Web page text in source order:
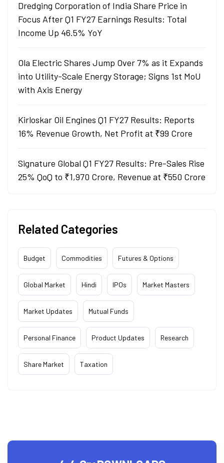
Dredging Corporation of India Share Price in
Focus After Q1 FY27 Earnings Results: Total
Income Up 46.5% YoY
Ola Electric Shares Jump Over 7% as it Expands
into Utility-Scale Energy Storage; Signs 1st MoU
with Axis Energy
Kirloskar Oil Engines Q1 FY27 Results: Reports
16% Revenue Growth, Net Profit at ₹99 Crore
Signature Global Q1 FY27 Results: Pre-Sales Rise
25% QoQ to ₹1,970 Crore, Revenue at ₹550 Crore
Related Categories
Budget Commodities Futures & Options
Global Market Hindi IPOs Market Masters
Market Updates Mutual Funds
Personal Finance Product Updates Research
Share Market Taxation